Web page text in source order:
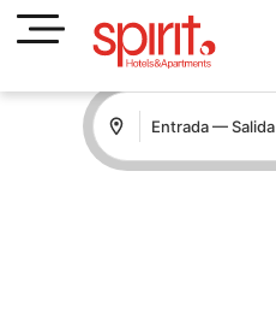
Entrada — Salida